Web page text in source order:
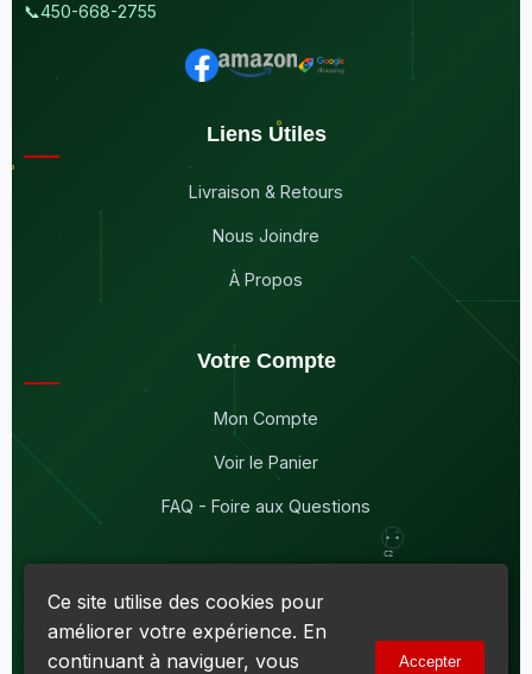
📞450-668-2755
Liens Utiles
Livraison & Retours
Nous Joindre
À Propos
Votre Compte
Mon Compte
Voir le Panier
FAQ - Foire aux Questions
© 2026Maddison Électronique Inc.
Politique de confidentialité & Cookies| Conditions d'utilisation
Ce site utilise des cookies pour
améliorer votre expérience. En
continuant à naviguer, vous
Accepter